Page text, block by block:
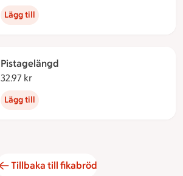
Lägg till
Pistagelängd
32.97 kr
Lägg till
Tillbaka till fikabröd